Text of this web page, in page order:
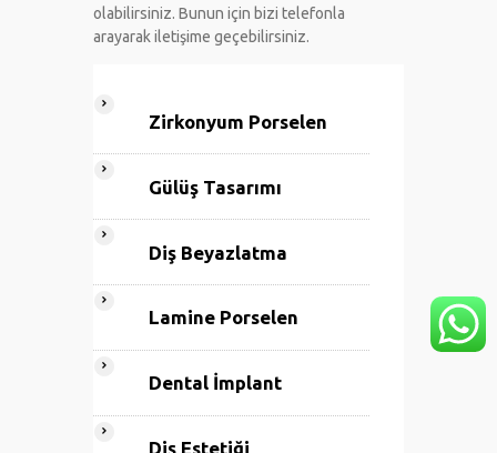
olabilirsiniz. Bunun için bizi telefonla
arayarak iletişime geçebilirsiniz.
Zirkonyum Porselen
Gülüş Tasarımı
Diş Beyazlatma
Lamine Porselen
Dental İmplant
Diş Estetiği